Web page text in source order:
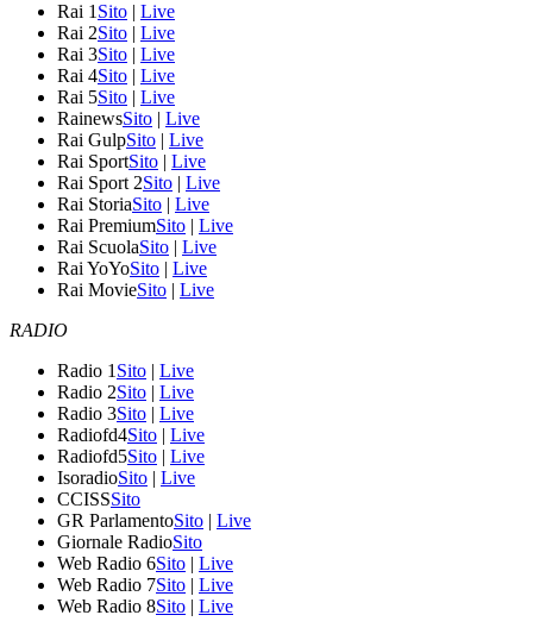
Rai 1 Sito | Live
Rai 2Sito | Live
Rai 3Sito | Live
Rai 4Sito | Live
Rai 5Sito | Live
RainewsSito | Live
Rai GulpSito | Live
Rai SportSito | Live
Rai Sport 2Sito | Live
Rai StoriaSito | Live
Rai PremiumSito | Live
Rai ScuolaSito | Live
Rai YoYoSito | Live
Rai MovieSito | Live
RADIO
Radio 1 Sito | Live
Radio 2Sito | Live
Radio 3Sito | Live
Radiofd4Sito | Live
Radiofd5Sito | Live
IsoradioSito | Live
CCISSSito
GR ParlamentoSito | Live
Giornale RadioSito
Web Radio 6Sito | Live
Web Radio 7Sito | Live
Web Radio 8Sito | Live